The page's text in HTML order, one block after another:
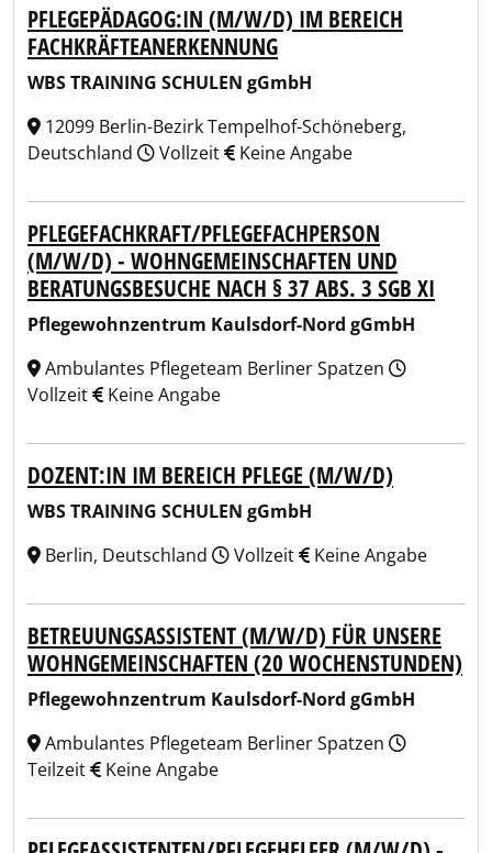
PFLEGEPÄDAGOG:IN (M/W/D) IM BEREICH
FACHKRÄFTEANERKENNUNG
WBS TRAINING SCHULEN gGmbH
12099 Berlin-Bezirk Tempelhof-Schöneberg,
Deutschland
Vollzeit Keine Angabe
PFLEGEFACHKRAFT/PFLEGEFACHPERSON
(M/W/D) - WOHNGEMEINSCHAFTEN UND
BERATUNGSBESUCHE NACH § 37 ABS. 3 SGB XI
Pflegewohnzentrum Kaulsdorf-Nord gGmbH
Ambulantes Pflegeteam Berliner Spatzen
Vollzeit
Keine Angabe
DOZENT:IN IM BEREICH PFLEGE (M/W/D)
WBS TRAINING SCHULEN gGmbH
Berlin, Deutschland
Vollzeit Keine Angabe
BETREUUNGSASSISTENT (M/W/D) FÜR UNSERE
WOHNGEMEINSCHAFTEN (20 WOCHENSTUNDEN)
Pflegewohnzentrum Kaulsdorf-Nord gGmbH
Ambulantes Pflegeteam Berliner Spatzen
Teilzeit
Keine Angabe